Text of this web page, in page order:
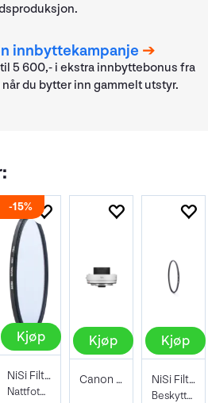
innbyttekampanje
5 600,- i ekstra innbyttebonus fra
du bytter inn gammelt utstyr.
15%
Kjøp
NiSi Filter Natural Night 112mm
Nattfotofilter For Canon RF 100-300/2,8
Kjøp
Canon RF Extender 1.4x
Kjøp
NiSi Filter NC UV 112mm
Beskyttelsesfilter Canon RF 100-300/2,8